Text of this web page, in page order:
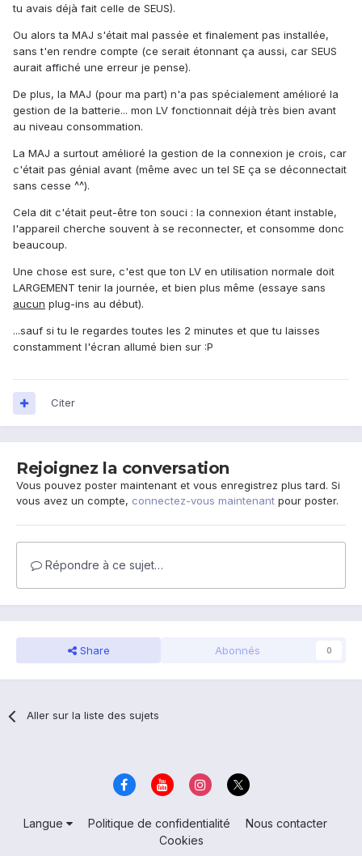
tu avais déjà fait celle de SEUS).
Ou alors ta MAJ s'était mal passée et finalement pas installée,
sans t'en rendre compte (ce serait étonnant ça aussi, car SEUS
aurait affiché une erreur je pense).
De plus, la MAJ (pour ma part) n'a pas spécialement amélioré la
gestion de la batterie... mon LV fonctionnait déjà très bien avant
au niveau consommation.
La MAJ a surtout amélioré la gestion de la connexion je crois, car
c'était pas génial avant (même avec un tel SE ça se déconnectait
sans cesse ^^).
Cela dit c'était peut-être ton souci : la connexion étant instable,
l'appareil cherche souvent à se reconnecter, et consomme donc
beaucoup.
Une chose est sure, c'est que ton LV en utilisation normale doit
LARGEMENT tenir la journée, et bien plus même (essaye sans
aucun plug-ins au début).
...sauf si tu le regardes toutes les 2 minutes et que tu laisses
constamment l'écran allumé bien sur :P
Citer
Rejoignez la conversation
Vous pouvez poster maintenant et vous enregistrez plus tard. Si
vous avez un compte, connectez-vous maintenant pour poster.
Répondre à ce sujet…
Share Abonnés 0
Aller sur la liste des sujets
Langue Politique de confidentialité
Nous contacter
Cookies